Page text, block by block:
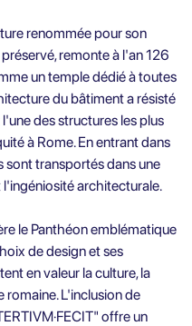
renommée pour son
remonte à l'an 126
un temple dédié à toutes
du bâtiment a résisté
des structures les plus
à Rome. En entrant dans
sont transportés dans une
architecturale.
le Panthéon emblématique
de design et ses
en valeur la culture, la
romaine. L'inclusion de
offre un